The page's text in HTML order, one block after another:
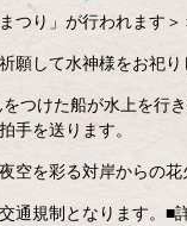
つり」が行われます＞
願して水神様をお祀り
つけた船が水上を行
手を送ります。
空を彩る対岸からの
通規制となります。■